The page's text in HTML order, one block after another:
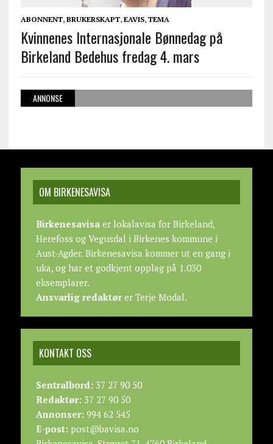
ABONNENT, BRUKERSKAPT, EAVIS, TEMA
Kvinnenes Internasjonale Bønnedag på
Birkeland Bedehus fredag 4. mars
ANNONSE
OM BIRKENESAVISA
Birkenesavisaer lokalavisa for Birkeland,
Herefoss og Vegusdal i Birkenes kommune i
Aust-Agder. Birkenesavisa kommer ut en gang i
uka, og har et godkjent opplag på 1.030
eksemplarer.
Ansvarlig redaktører Terje Modal.
KONTAKT OSS
Sentralbord:37 27 90 50
Redaktør:37 27 90 50
Annonser:994 62 545
E-post:post@bavisa.no